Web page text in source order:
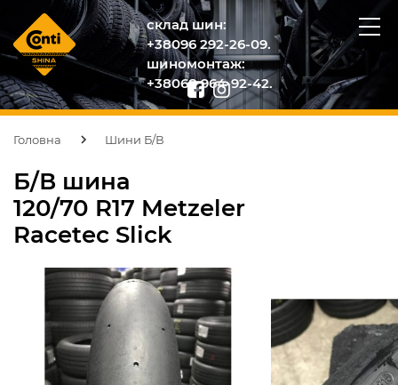
склад шин:
+38096 292-26-09.
шиномонтаж:
+38068 964-92-42.
Головна Шини Б/В
Б/В шина
120/70 R17 Metzeler
Racetec Slick